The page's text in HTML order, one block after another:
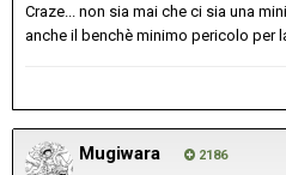
Craze... non sia mai che ci sia una
anche il benchè minimo pericolo per
Mugiwara 2186